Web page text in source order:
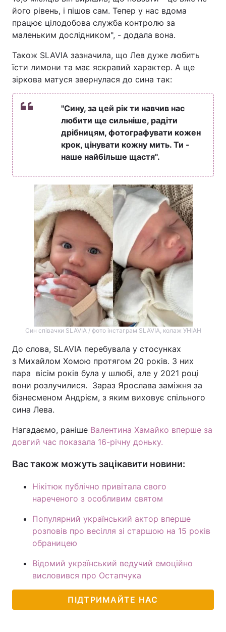
його рівень, і пішов сам. Тепер у нас вдома
працює цілодобова служба контролю за
маленьким дослідником", - додала вона.
Також SLAVIA зазначила, що Лев дуже любить
їсти лимони та має яскравий характер. А ще
зіркова матуся звернулася до сина так:
"Сину, за цей рік ти навчив нас
любити ще сильніше, радіти
дрібницям, фотографувати кожен
крок, цінувати кожну мить. Ти -
наше найбільше щастя".
Син співачки SLAVIA / фото інстаграм SLAVIA, колаж УНІАН
До слова, SLAVIA перебувала у стосунках
з Михайлом Хомою протягом 20 років. З них
пара вісім років була у шлюбі, але у 2021 році
вони розлучилися. Зараз Ярослава заміжня за
бізнесменом Андрієм, з яким виховує спільного
сина Лева.
Нагадаємо, раніше Валентина Хамайко вперше за
довгий час показала 16-річну доньку.
Вас також можуть зацікавити новини:
Нікітюк публічно привітала свого
нареченого з особливим святом
Популярний український актор вперше
розповів про весілля зі старшою на 15 років
обраницею
Відомий український ведучий емоційно
висловився про Остапчука
ПІДТРИМАЙТЕ НАС